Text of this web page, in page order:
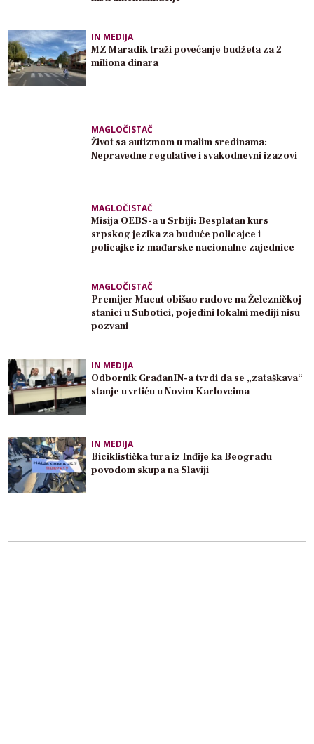
IN MEDIJA
MZ Maradik traži povećanje budžeta za 2
miliona dinara
MAGLOČISTAČ
Život sa autizmom u malim sredinama:
Nepravedne regulative i svakodnevni izazovi
MAGLOČISTAČ
Misija OEBS-a u Srbiji: Besplatan kurs
srpskog jezika za buduće policajce i
policajke iz mađarske nacionalne zajednice
MAGLOČISTAČ
Premijer Macut obišao radove na Železničkoj
stanici u Subotici, pojedini lokalni mediji nisu
pozvani
IN MEDIJA
Odbornik GrađanIN-a tvrdi da se „zataškava“
stanje u vrtiću u Novim Karlovcima
IN MEDIJA
Biciklistička tura iz Inđije ka Beogradu
povodom skupa na Slaviji